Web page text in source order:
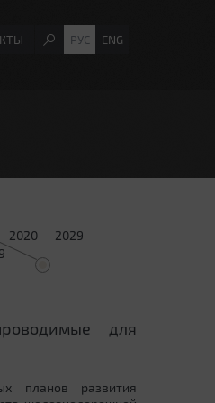
РУС ENG
2020 — 2029
для
планов развития